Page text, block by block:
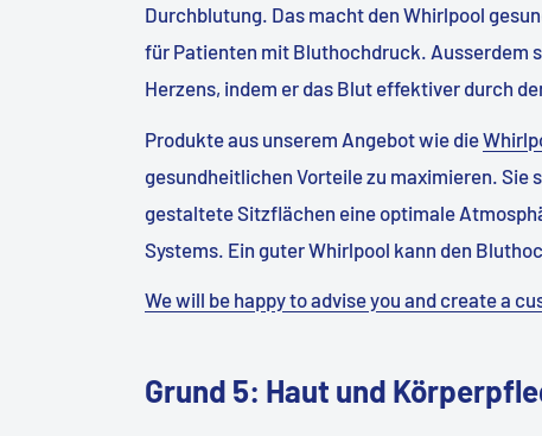
Durchblutung. Das macht den Whirlpool
für Patienten mit Bluthochdruck. Ausserdem
Herzens, indem er das Blut effektiver durch
Produkte aus unserem Angebot wie die
gesundheitlichen Vorteile zu maximieren. Sie
gestaltete Sitzflächen eine optimale
Systems. Ein guter Whirlpool kann den
We will be happy to advise you and create a
Grund 5: Haut und